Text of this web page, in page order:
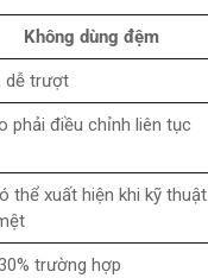
Không dùng đệm
dễ trượt
phải điều chỉnh liên tục
thể xuất hiện khi kỹ thuật
trường hợp